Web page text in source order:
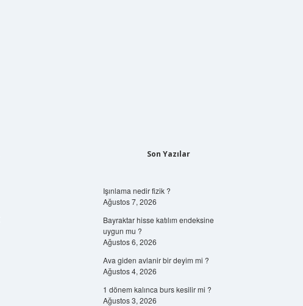
Son Yazılar
Işınlama nedir fizik ?
Ağustos 7, 2026
Bayraktar hisse katılım endeksine
uygun mu ?
Ağustos 6, 2026
Ava giden avlanir bir deyim mi ?
Ağustos 4, 2026
1 dönem kalınca burs kesilir mi ?
Ağustos 3, 2026